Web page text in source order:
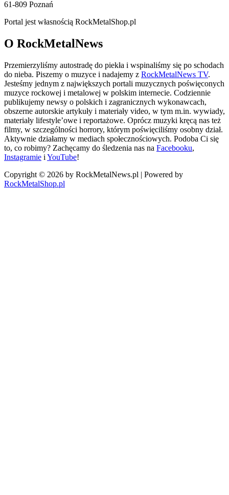
61-809 Poznań
Portal jest własnością RockMetalShop.pl
O RockMetalNews
Przemierzyliśmy autostradę do piekła i wspinaliśmy się po schodach
do nieba. Piszemy o muzyce i nadajemy z RockMetalNews TV.
Jesteśmy jednym z największych portali muzycznych poświęconych
muzyce rockowej i metalowej w polskim internecie. Codziennie
publikujemy newsy o polskich i zagranicznych wykonawcach,
obszerne autorskie artykuły i materiały video, w tym m.in. wywiady,
materiały lifestyle’owe i reportażowe. Oprócz muzyki kręcą nas też
filmy, w szczególności horrory, którym poświęciliśmy osobny dział.
Aktywnie działamy w mediach społecznościowych. Podoba Ci się
to, co robimy? Zachęcamy do śledzenia nas na Facebooku,
Instagramie i YouTube!
Copyright © 2026 by RockMetalNews.pl | Powered by
RockMetalShop.pl